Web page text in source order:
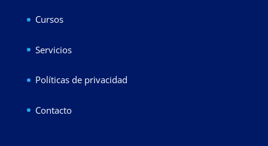
Cursos
Servicios
Políticas de privacidad
Contacto